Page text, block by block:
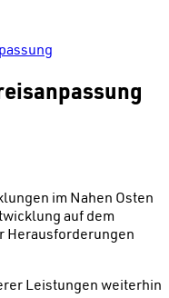
im Nahen Osten
auf dem
Herausforderungen
Leistungen weiterhin